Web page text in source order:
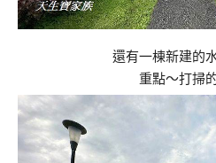
還有一棟新建的
重點～打掃